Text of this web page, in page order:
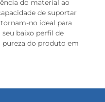
do material ao
de suportar
no ideal para
baixo perfil de
pureza do produto em